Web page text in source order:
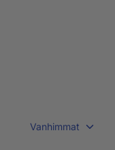
Vanhimmat